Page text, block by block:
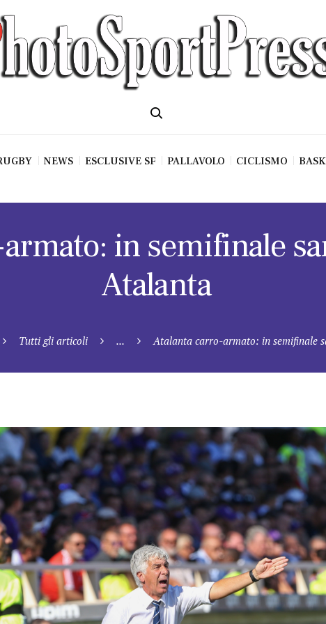
NEWS ESCLUSIVE SF PALLAVOLO CICLISMO
in semifinale
Atalanta
Tutti gli articoli ... Atalanta carro-armato: in semifinale